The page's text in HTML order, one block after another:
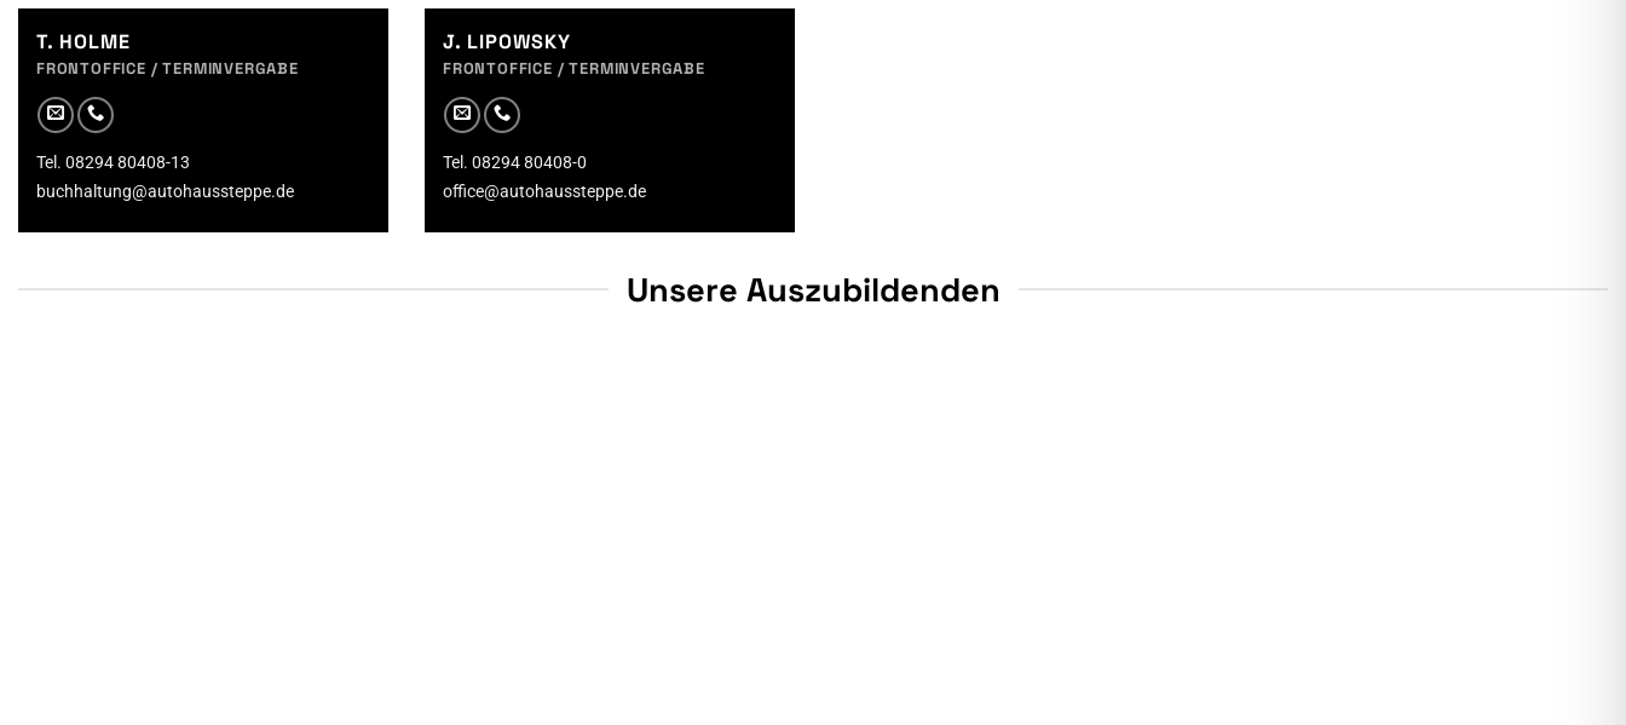
T. HOLME
FRONTOFFICE / TERMINVERGABE
Tel. 08294 80408-13
buchhaltung@autohaussteppe.de
J. LIPOWSKY
FRONTOFFICE / TERMINVERGABE
Tel. 08294 80408-0
office@autohaussteppe.de
Unsere Auszubildenden